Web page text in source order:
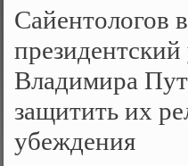
Сайентологов
Владимира
защитить их
убеждения